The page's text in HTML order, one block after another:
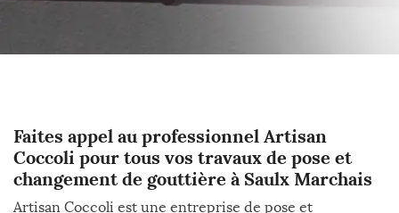
Faites appel au professionnel Artisan
Coccoli pour tous vos travaux de pose et
changement de gouttière à Saulx Marchais
Artisan Coccoli est une entreprise de pose et